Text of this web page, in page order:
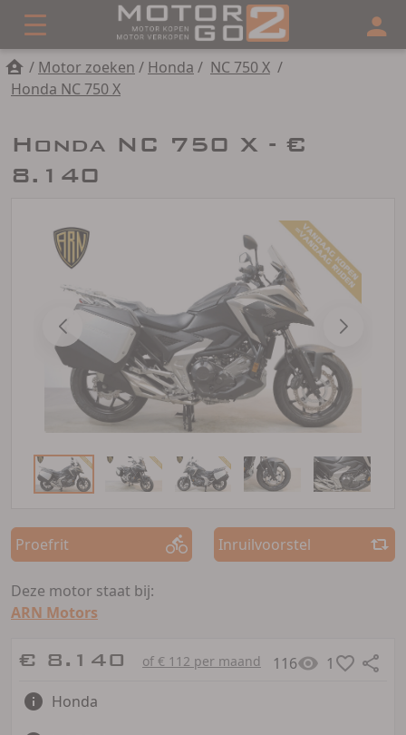
/ Motor zoeken / Honda / NC 750 X /
Honda NC 750 X
Honda NC 750 X - €
8.140
Proefrit Inruilvoorstel
Deze motor staat bij:
ARN Motors
€ 8.140 of € 112 per maand 116
1
Honda